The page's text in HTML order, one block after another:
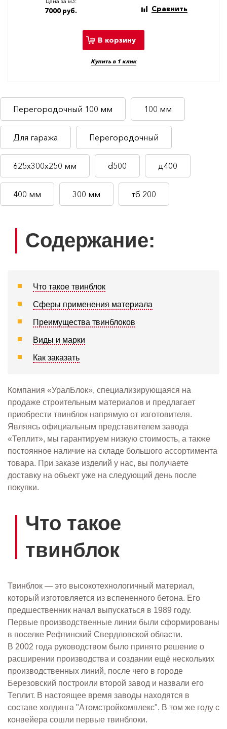
7000 руб. Сравнить
В корзину
Купить в 1 клик
Перегородочный 100 мм 100 мм
Для гаража Перегородочный
625х300х250 мм d500 д400
400 мм 300 мм тб 200
Содержание:
Что такое твинблок
Сферы применения материала
Преимущества твинблоков
Виды и марки
Как заказать
Компания «УралБлок», специализирующаяся на
продаже строительным материалов и предлагает
приобрести твинблок напрямую от изготовителя.
Являясь официальным представителем завода
«Теплит», мы гарантируем низкую стоимость, а также
постоянное наличие на складе большого ассортимента
товара. При заказе изделий у нас, вы получаете
доставку на объект уже на следующий день после
покупки.
Что такое
твинблок
Твинблок — это высокотехнологичный материал,
который изготовляется из вспененного бетона. Его
предшественник начал выпускаться в 1989 году.
Первые производственные линии были сформированы
в поселке Рефтинский Свердловской области.
В 2002 года руководством было принято решение о
расширении производства и создании ещё нескольких
производственных линий, после чего в городе
Березовский построили второй завод и назвали его
Теплит. В настоящее время заводы находятся в
составе холдинга "Атомстройкомплекс". В том же году с
конвейера сошли первые твинблоки.